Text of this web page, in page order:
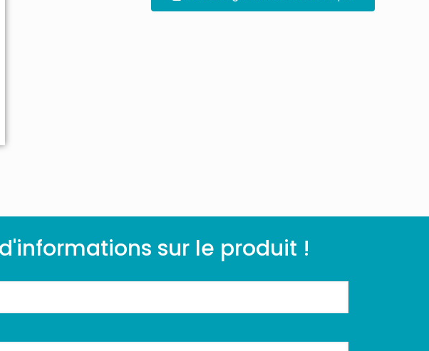
sur le produit !